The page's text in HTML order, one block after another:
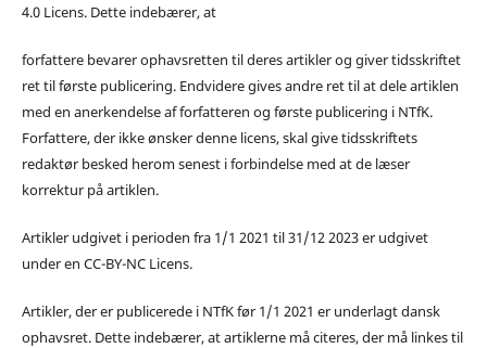
4.0 Licens. Dette indebærer, at
forfattere bevarer ophavsretten til deres artikler og giver tidsskriftet
ret til første publicering. Endvidere gives andre ret til at dele artiklen
med en anerkendelse af forfatteren og første publicering i NTfK.
Forfattere, der ikke ønsker denne licens, skal give tidsskriftets
redaktør besked herom senest i forbindelse med at de læser
korrektur på artiklen.
Artikler udgivet i perioden fra 1/1 2021 til 31/12 2023 er udgivet
under en CC-BY-NC Licens.
Artikler, der er publicerede i NTfK før 1/1 2021 er underlagt dansk
ophavsret. Dette indebærer, at artiklerne må citeres, der må linkes til